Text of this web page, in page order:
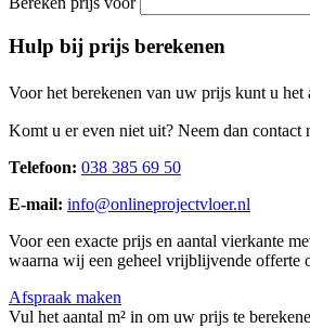
Hulp bij prijs berekenen
Voor het berekenen van uw prijs kunt u het
Komt u er even niet uit? Neem dan contact
Telefoon: 038 385 69 50
E-mail: info@onlineprojectvloer.nl
Voor een exacte prijs en aantal vierkante
waarna wij een geheel vrijblijvende offerte
Afspraak maken
Vul het aantal m² in om uw prijs te